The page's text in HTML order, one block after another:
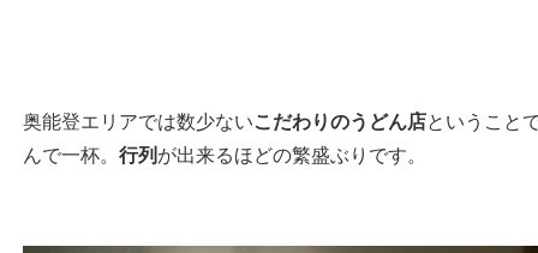
奥能登エリアでは数少ないこだわりのうどん店ということ
んで一杯。行列 が出来るほどの繁盛ぶりです。